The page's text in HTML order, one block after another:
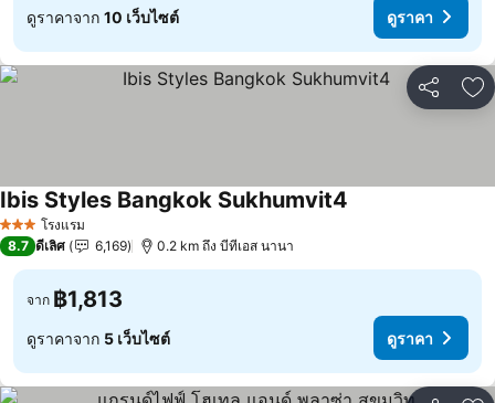
ดูราคาจาก 10 เว็บไซต์ ดูราคา
แชร์ เ
3 ดาว โรงแรม
Ibis Styles Bangkok Sukhumvit4
8.7 ดีเลิศ 6,169 0.2 km ถึง บีทีเอส นานา
จาก ฿1,813
ดูราคาจาก 5 เว็บไซต์ ดูราคา